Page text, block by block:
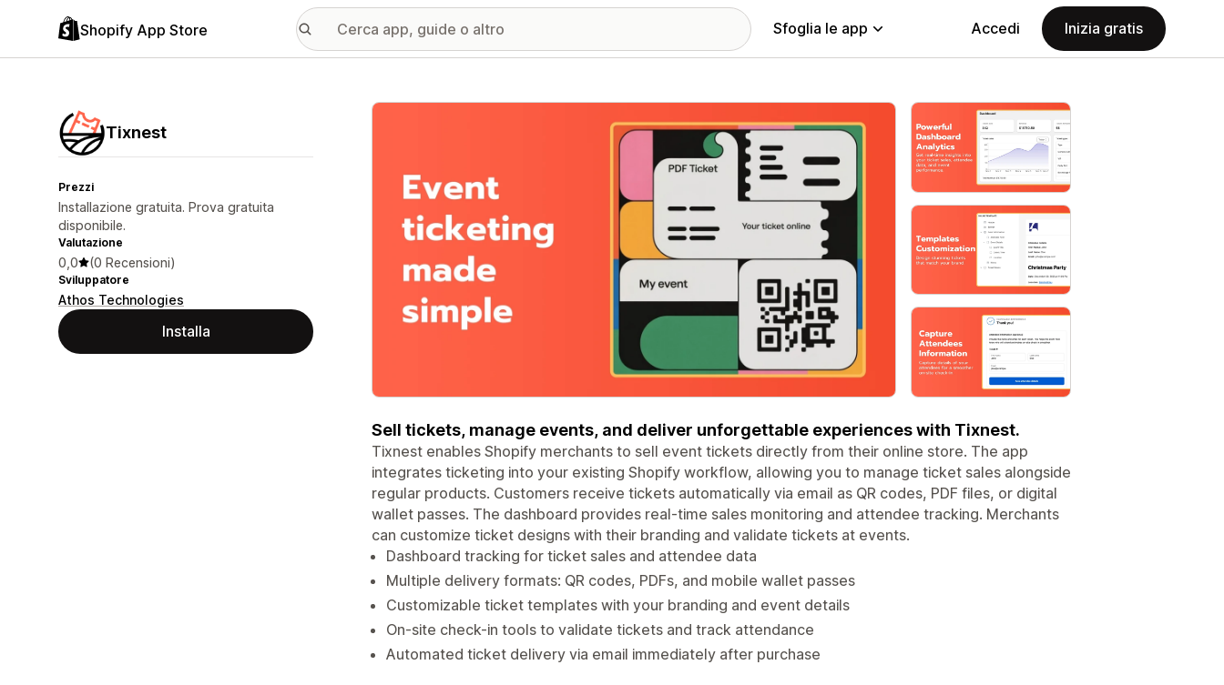
Shopify App Store Sfoglia le app Accedi Inizia gratis
Tixnest
Prezzi
Installazione gratuita. Prova gratuita
disponibile.
Valutazione
0,0 (0 Recensioni)
Sviluppatore
Athos Technologies
Installa
Galleria immagini in evidenza
Sell tickets, manage events, and deliver unforgettable experiences with Tixnest.
Tixnest enables Shopify merchants to sell event tickets directly from their online store. The app
integrates ticketing into your existing Shopify workflow, allowing you to manage ticket sales alongside
regular products. Customers receive tickets automatically via email as QR codes, PDF files, or digital
wallet passes. The dashboard provides real-time sales monitoring and attendee tracking. Merchants
can customize ticket designs with their branding and validate tickets at events.
Dashboard tracking for ticket sales and attendee data
Multiple delivery formats: QR codes, PDFs, and mobile wallet passes
Customizable ticket templates with your branding and event details
On-site check-in tools to validate tickets and track attendance
Automated ticket delivery via email immediately after purchase